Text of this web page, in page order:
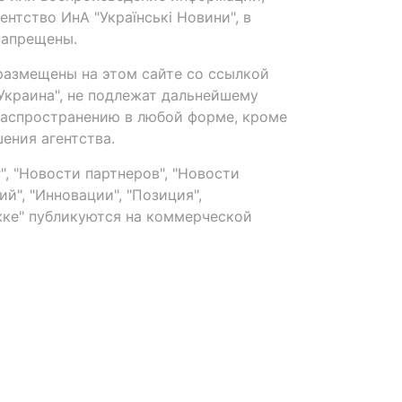
ИнА "Українські Новини", в
на этом сайте со ссылкой
не подлежат дальнейшему
в любой форме, кроме
агентства.
"Новости партнеров", "Новости
"Инновации", "Позиция",
публикуются на коммерческой